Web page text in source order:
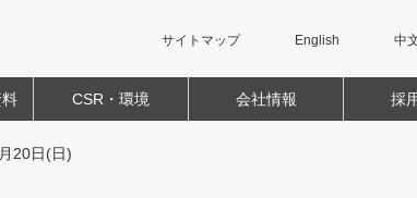
サイトマップ English 中
CSR・環境 会社情報 採
20日(日)